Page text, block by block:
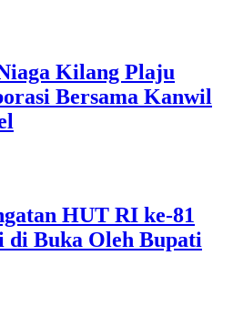
Kilang Plaju
Bersama Kanwil
HUT RI ke-81
di Buka Oleh Bupati